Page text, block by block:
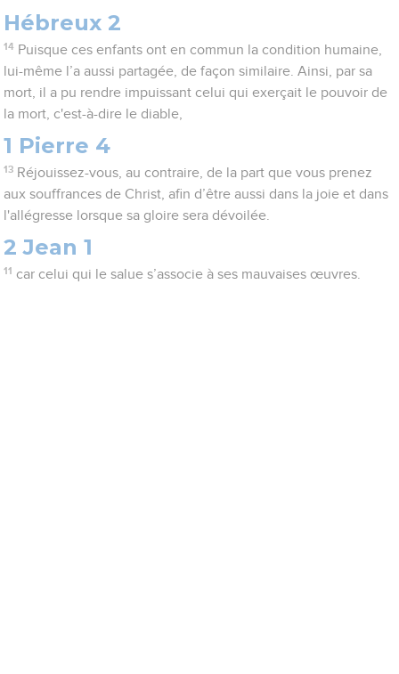
Hébreux 2
14 Puisque ces enfants ont en commun la condition humaine,
lui-même l’a aussi partagée, de façon similaire. Ainsi, par sa
mort, il a pu rendre impuissant celui qui exerçait le pouvoir de
la mort, c'est-à-dire le diable,
1 Pierre 4
13 Réjouissez-vous, au contraire, de la part que vous prenez
aux souffrances de Christ, afin d’être aussi dans la joie et dans
l'allégresse lorsque sa gloire sera dévoilée.
2 Jean 1
11 car celui qui le salue s’associe à ses mauvaises œuvres.